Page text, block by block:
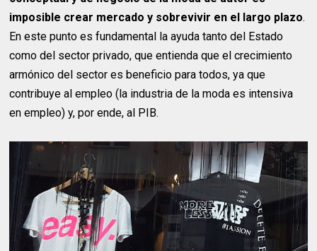
imposible crear mercado y sobrevivir en el largo plazo.
En este punto es fundamental la ayuda tanto del Estado
como del sector privado, que entienda que el crecimiento
armónico del sector es beneficio para todos, ya que
contribuye al empleo (la industria de la moda es intensiva
en empleo) y, por ende, al PIB.